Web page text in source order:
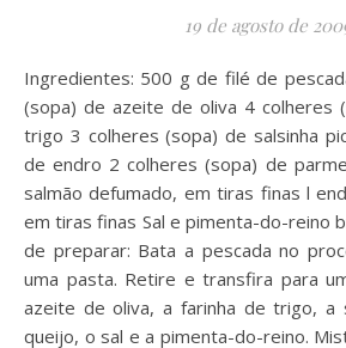
19 de agosto de
Ingredientes: 500 g de filé de pescada, picada 3 colheres
(sopa) de azeite de oliva 4 colheres
trigo 3 colheres (sopa) de salsinha
de endro 2 colheres (sopa) de
salmão defumado, em tiras finas l
em tiras finas Sal e pimenta-do-reino
de preparar: Bata a pescada no
uma pasta. Retire e transfira para
azeite de oliva, a farinha de trigo, a
queijo, o sal e a pimenta-do-reino.